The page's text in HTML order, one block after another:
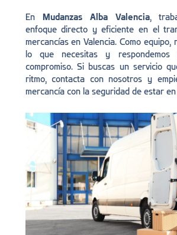
En Mudanzas Alba Valencia,
enfoque directo y eficiente en el
mercancías en Valencia. Como
lo que necesitas y
compromiso. Si buscas un servicio
ritmo, contacta con nosotros y
mercancía con la seguridad de estar